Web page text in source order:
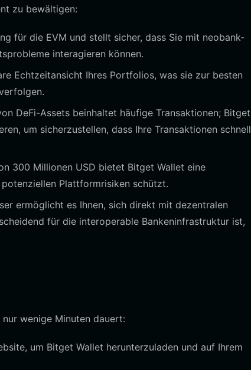
zu bewältigen:
für die EVM und stellt sicher, dass Sie mit neobank-
interagieren können.
Echtzeitansicht Ihres Portfolios, was sie zur besten
DeFi-Assets beinhaltet häufige Transaktionen; Bitget
um sicherzustellen, dass Ihre Transaktionen schnell
300 Millionen USD bietet Bitget Wallet eine
Plattformrisiken schützt.
ermöglicht es Ihnen, sich direkt mit dezentralen
für die interoperable Bankeninfrastruktur ist,
wenige Minuten dauert:
um Bitget Wallet herunterzuladen und auf Ihrem